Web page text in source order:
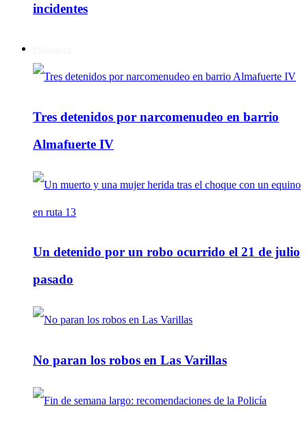
incidentes
Tres detenidos por narcomenudeo en barrio
Almafuerte IV
Un detenido por un robo ocurrido el 21 de julio
pasado
No paran los robos en Las Varillas